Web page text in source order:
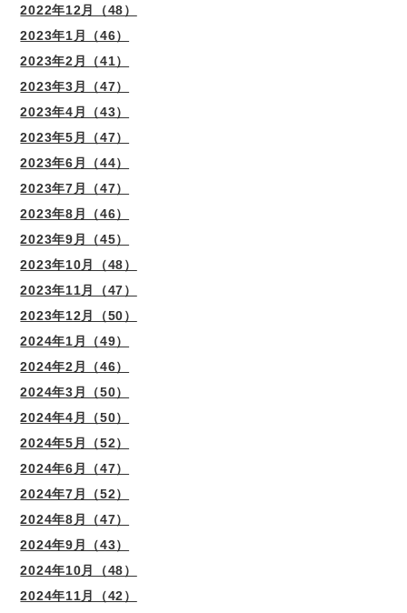
2022年12月（48）
2023年1月（46）
2023年2月（41）
2023年3月（47）
2023年4月（43）
2023年5月（47）
2023年6月（44）
2023年7月（47）
2023年8月（46）
2023年9月（45）
2023年10月（48）
2023年11月（47）
2023年12月（50）
2024年1月（49）
2024年2月（46）
2024年3月（50）
2024年4月（50）
2024年5月（52）
2024年6月（47）
2024年7月（52）
2024年8月（47）
2024年9月（43）
2024年10月（48）
2024年11月（42）